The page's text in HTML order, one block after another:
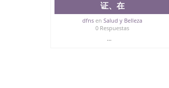
证、在
dfns enSalud y Belleza
0 Respuestas
...